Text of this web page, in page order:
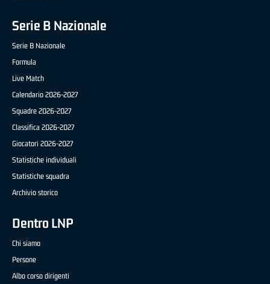
Serie B Nazionale
Serie B Nazionale
Formula
Live Match
Calendario 2026-2027
Squadre 2026-2027
Classifica 2026-2027
Giocatori 2026-2027
Statistiche individuali
Statistiche squadra
Archivio storico
Dentro LNP
Chi siamo
Persone
Albo corso dirigenti